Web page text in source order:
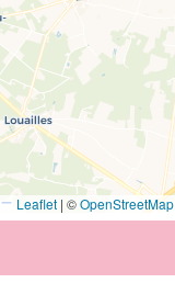
Leaflet | ©OpenStreetMap